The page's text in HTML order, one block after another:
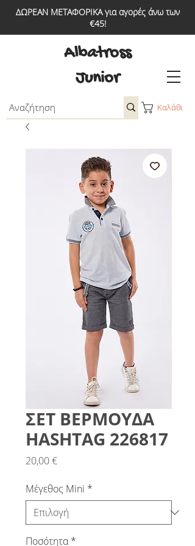
ΔΩΡΕΑΝ ΜΕΤΑΦΟΡΙΚΑ για αγορές άνω των
€45!
Καλάθι
Albatross
Junior
ΣΕΤ ΒΕΡΜΟΥΔΑ
HASHTAG 226817
20,00 €Τιμή
Μέγεθος Mini *
Ποσότητα *